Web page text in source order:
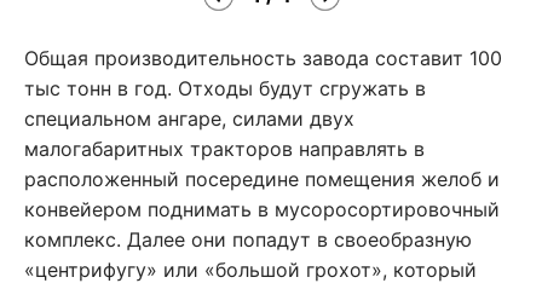
Общая производительность завода составит 100
тыс тонн в год. Отходы будут сгружать в
специальном ангаре, силами двух
малогабаритных тракторов направлять в
расположенный посередине помещения желоб и
конвейером поднимать в мусоросортировочный
комплекс. Далее они попадут в своеобразную
«центрифугу» или «большой грохот», который